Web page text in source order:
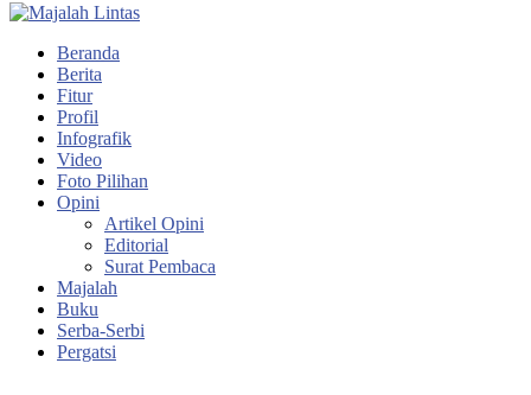
Beranda
Berita
Fitur
Profil
Infografik
Video
Foto Pilihan
Opini
Artikel Opini
Editorial
Surat Pembaca
Majalah
Buku
Serba-Serbi
Pergatsi